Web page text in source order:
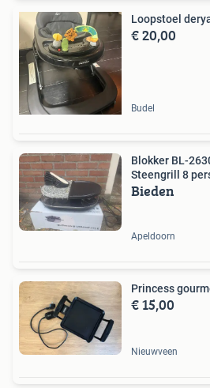
Loopstoel
€ 20,00
Budel
Blokker BL-
Steengrill 8
Bieden
Apeldoorn
Princess
€ 15,00
Nieuwveen